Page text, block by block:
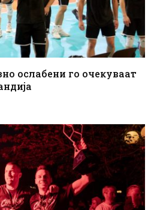
ослабени го очекуваат